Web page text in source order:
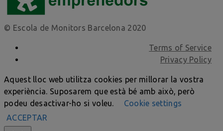
© Escola de Monitors Barcelona 2020
Terms of Service
Privacy Policy
Aquest lloc web utilitza cookies per millorar la vostra
experiència. Suposarem que està bé amb això, però
podeu desactivar-ho si voleu.
Cookie settings
ACCEPTAR